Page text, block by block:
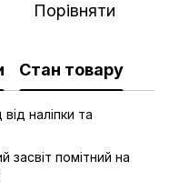
Порівняти
Стан товару
наліпки та
помітний на